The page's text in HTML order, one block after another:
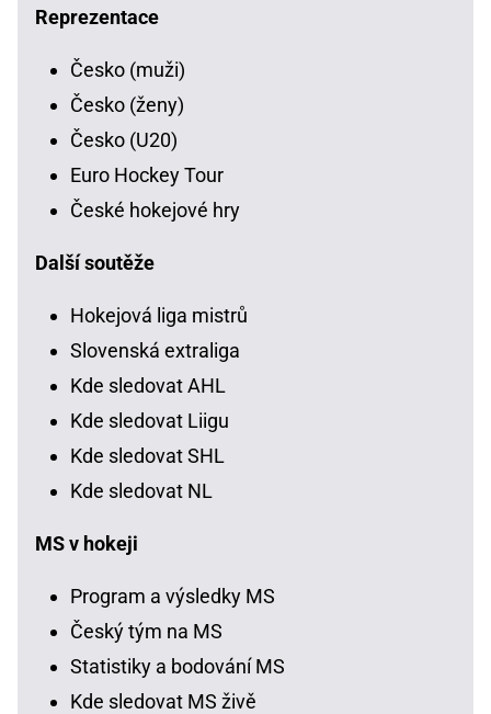
Reprezentace
Česko (muži)
Česko (ženy)
Česko (U20)
Euro Hockey Tour
České hokejové hry
Další soutěže
Hokejová liga mistrů
Slovenská extraliga
Kde sledovat AHL
Kde sledovat Liigu
Kde sledovat SHL
Kde sledovat NL
MS v hokeji
Program a výsledky MS
Český tým na MS
Statistiky a bodování MS
Kde sledovat MS živě